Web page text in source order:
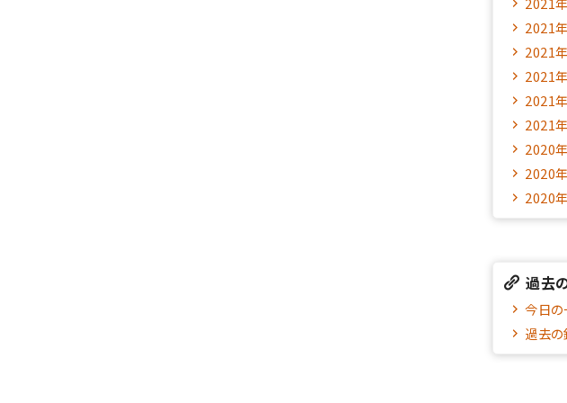
2021
2021
2021
2021
2021
2020
2020
2020
過去
今日の
過去